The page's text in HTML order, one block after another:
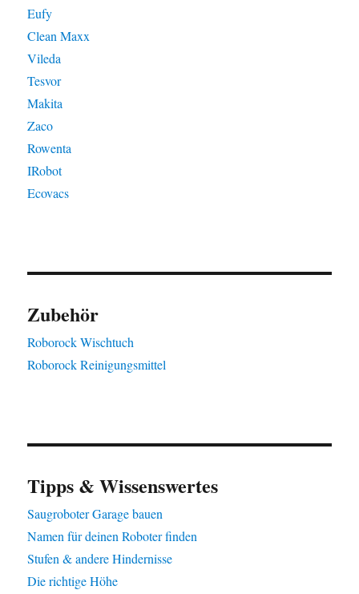
Eufy
Clean Maxx
Vileda
Tesvor
Makita
Zaco
Rowenta
IRobot
Ecovacs
Zubehör
Roborock Wischtuch
Roborock Reinigungsmittel
Tipps & Wissenswertes
Saugroboter Garage bauen
Namen für deinen Roboter finden
Stufen & andere Hindernisse
Die richtige Höhe